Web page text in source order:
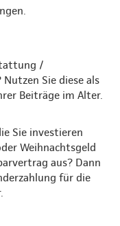
/
Sie diese als
Beiträge im Alter.
Sie investieren
Weihnachtsgeld
aus? Dann
für die